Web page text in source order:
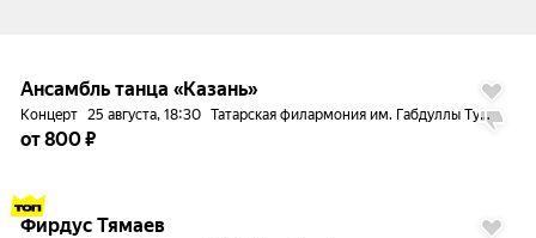
Ансамбль танца «Казань»
Концерт 25 августа, 18:30 Татарская филармония им. Габдуллы Тукая
от 800 ₽
Фирдус Тямаев